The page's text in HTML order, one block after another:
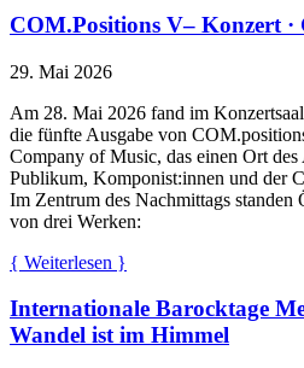
COM.Positions V– Konzert ·
29. Mai 2026
Am 28. Mai 2026 fand im
die fünfte Ausgabe von
Company of Music, das einen Ort des
Publikum, Komponist:innen und der
Im Zentrum des Nachmittags standen
von drei Werken:
{ Weiterlesen }
Internationale Barocktage
Wandel ist im Himmel